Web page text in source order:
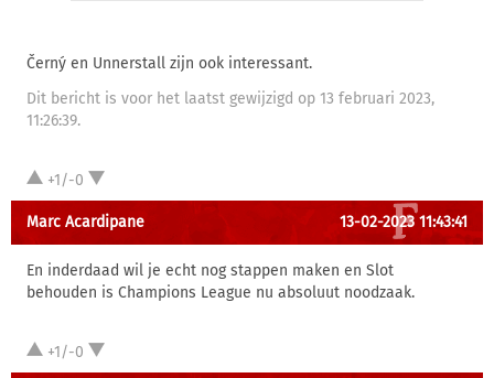
Černý en Unnerstall zijn ook interessant.
Dit bericht is voor het laatst gewijzigd op 13 februari 2023,
11:26:39.
+1/-0
Marc Acardipane 13-02-2023 11:43:41
En inderdaad wil je echt nog stappen maken en Slot
behouden is Champions League nu absoluut noodzaak.
+1/-0